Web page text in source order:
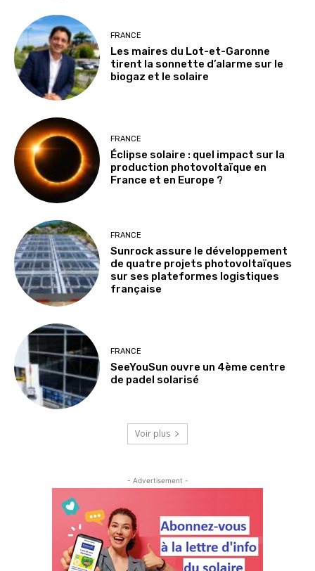
FRANCE
Les maires du Lot-et-Garonne
tirent la sonnette d’alarme sur le
biogaz et le solaire
FRANCE
Éclipse solaire : quel impact sur la
production photovoltaïque en
France et en Europe ?
FRANCE
Sunrock assure le développement
de quatre projets photovoltaïques
sur ses plateformes logistiques
française
FRANCE
SeeYouSun ouvre un 4ème centre
de padel solarisé
Voir plus
- Advertisement -